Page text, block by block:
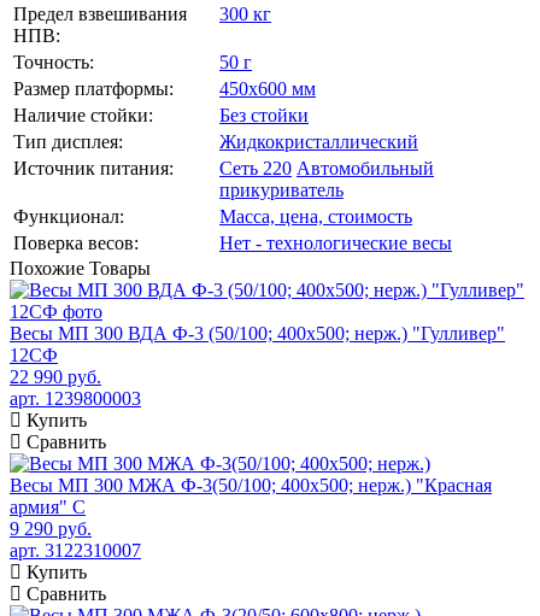
Предел взвешивания
НПВ:
300 кг
Точность:
50 г
Размер платформы:
450х600 мм
Наличие стойки:
Без стойки
Тип дисплея:
Жидкокристаллический
Источник питания:
Сеть 220 Автомобильный
прикуриватель
Функционал:
Масса, цена, стоимость
Поверка весов:
Нет - технологические весы
Похожие Товары
Весы МП 300 ВДА Ф-3 (50/100; 400х500; нерж.) "Гулливер"
12СФ
22 990 руб.
арт. 1239800003
Купить
Сравнить
Весы МП 300 МЖА Ф-3(50/100; 400х500; нерж.) "Красная
армия" C
9 290 руб.
арт. 3122310007
Купить
Сравнить